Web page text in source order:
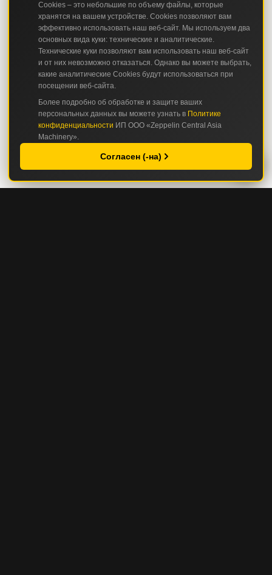
Cookies – это небольшие по объему файлы, которые
хранятся на вашем устройстве. Cookies позволяют вам
эффективно использовать наш веб-сайт. Мы используем два
основных вида куки: технические и аналитические.
Технические куки позволяют вам использовать наш веб-сайт
и от них невозможно отказаться. Однако вы можете выбрать,
какие аналитические Cookies будут использоваться при
посещении веб-сайта.
Более подробно об обработке и защите ваших
персональных данных вы можете узнать в Политике
конфиденциальности ИП ООО «Zeppelin Central Asia
Machinery».
Согласен (-на)